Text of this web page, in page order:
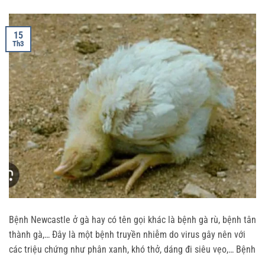
15
Th3
Bệnh Newcastle ở gà hay có tên gọi khác là bệnh gà rù, bệnh tân
thành gà,… Đây là một bệnh truyền nhiễm do virus gây nên với
các triệu chứng như phân xanh, khó thở, dáng đi siêu vẹo,… Bệnh